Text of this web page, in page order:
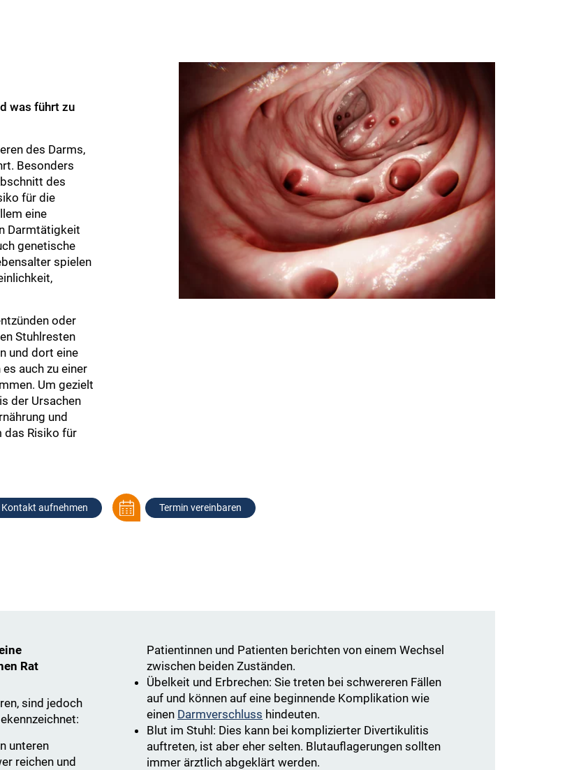
was führt zu
des Darms,
Besonders
des
für die
eine
Darmtätigkeit
genetische
spielen
oder
Stuhlresten
und dort eine
auch zu einer
Um gezielt
der Ursachen
und
das Risiko für
Kontakt aufnehmen Termin vereinbaren
Rat
sind jedoch
unteren
reichen und
Patientinnen und Patienten berichten von einem Wechsel
zwischen beiden Zuständen.
Übelkeit und Erbrechen: Sie treten bei schwereren Fällen
auf und können auf eine beginnende Komplikation wie
einen Darmverschluss hindeuten.
Blut im Stuhl: Dies kann bei komplizierter Divertikulitis
auftreten, ist aber eher selten. Blutauflagerungen sollten
immer ärztlich abgeklärt werden.